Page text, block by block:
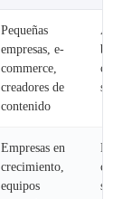
Pequeñas
empresas, e-
commerce,
creadores de
contenido
Empresas en
crecimiento,
equipos